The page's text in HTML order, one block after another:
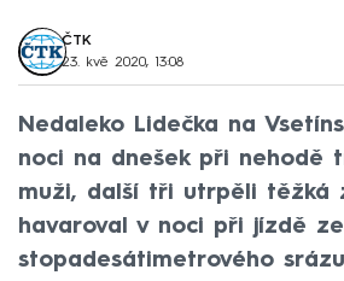
ČTK
23. kvě 2020, 13:08
Nedaleko Lidečka na
noci na dnešek při nehodě
muži, další tři utrpěli těžká
havaroval v noci při jízdě ze
stopadesátimetrového